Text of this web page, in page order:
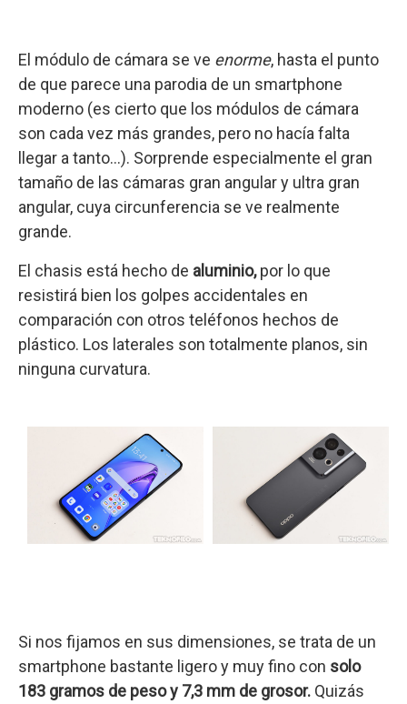
El módulo de cámara se ve enorme, hasta el punto
de que parece una parodia de un smartphone
moderno (es cierto que los módulos de cámara
son cada vez más grandes, pero no hacía falta
llegar a tanto…). Sorprende especialmente el gran
tamaño de las cámaras gran angular y ultra gran
angular, cuya circunferencia se ve realmente
grande.
El chasis está hecho de aluminio,por lo que
resistirá bien los golpes accidentales en
comparación con otros teléfonos hechos de
plástico. Los laterales son totalmente planos, sin
ninguna curvatura.
Si nos fijamos en sus dimensiones, se trata de un
smartphone bastante ligero y muy fino con solo
183 gramos de peso y 7,3 mm de grosor. Quizás